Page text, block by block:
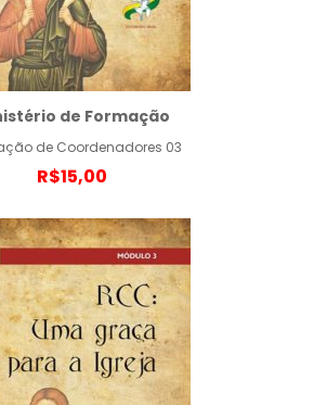
de Formação
de Coordenadores 03
R$15,00